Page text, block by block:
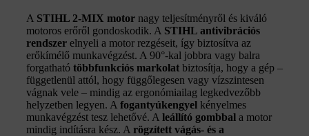
A STIHL 2-MIX motor nagy teljesítményről és kiváló
motoros erőről gondoskodik. A STIHL antivibrációs
rendszer elnyeli a motor rezgéseit, így biztosítva az
erőkímélő munkavégzést. A 90°-kal jobbra vagy balra
forgatható többfunkciós markolat biztosítja, hogy a gép –
függetlenül attól, hogy függőlegesen vagy vízszintesen
vágnak vele – mindig az ergonómiailag legkedvezőbb
helyzetben legyen. A fogantyúkengyel kényelmes
munkavégzést tesz lehetővé. A leállító gombbal a motor
mindig indításra kész. A rögzített vágás- és a